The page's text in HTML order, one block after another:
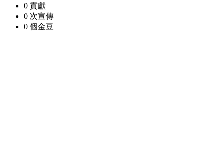
0 貢獻
0 次宣傳
0 個金豆